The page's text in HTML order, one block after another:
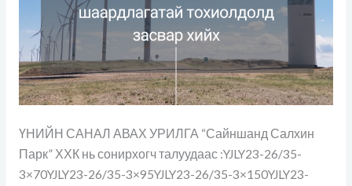
ҮНИЙН САНАЛ АВАХ УРИЛГА “Сайншанд Салхин
Парк” ХХК нь сонирхогч талуудаас :YJLY23-26/35-
3×70YJLY23-26/35-3×95YJLY23-26/35-3×150YJLY23-